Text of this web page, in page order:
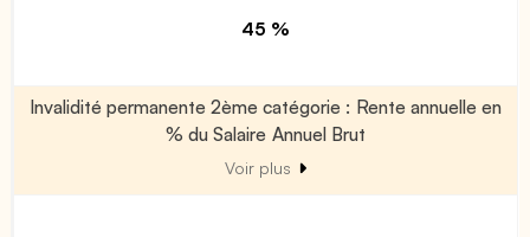
45 %
Invalidité permanente 2ème catégorie : Rente annuelle en
% du Salaire Annuel Brut
Voir plus